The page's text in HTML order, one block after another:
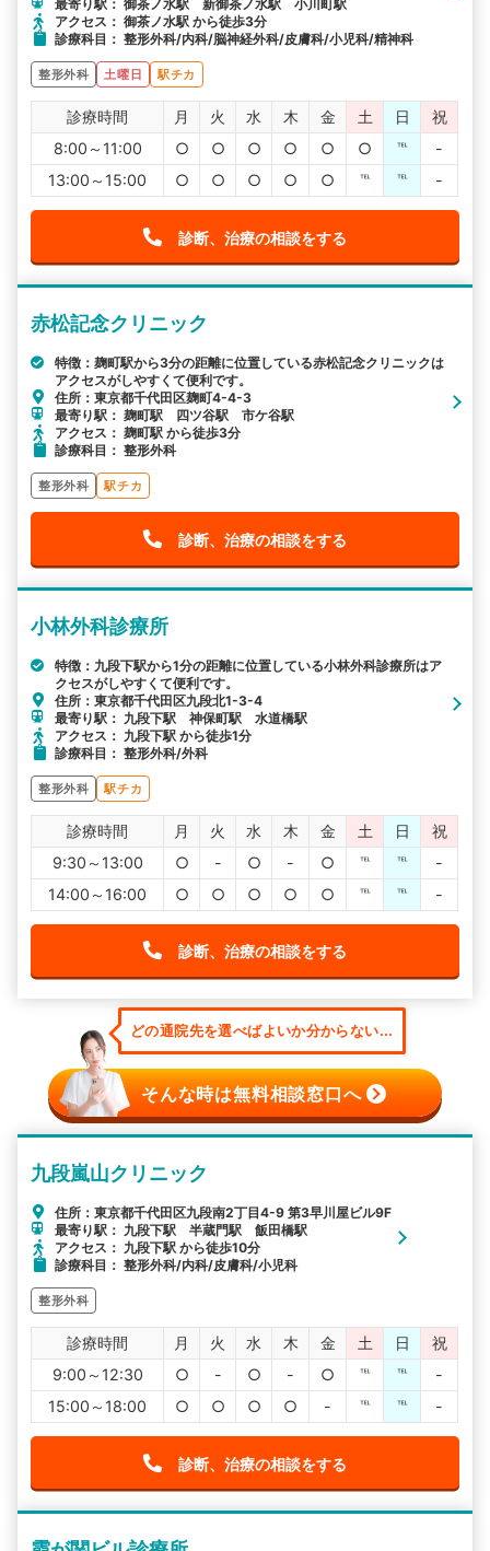
最寄り駅： 御茶ノ水駅 新御茶ノ水駅 小川町駅
アクセス： 御茶ノ水駅 から徒歩3分
診療科目： 整形外科/内科/脳神経外科/皮膚科/小児科/精神科
整形外科 土曜日 駅チカ
診療時間 月 火 水 木 金 土 日
祝
8:00～11:00
○ ○ ○ ○ ○ ○ ℡
-
13:00～15:00
○ ○ ○ ○ ○ ℡ ℡ -
診断、治療の相談をする
赤松記念クリニック
特徴：麹町駅から3分の距離に位置している赤松記念クリニックは
アクセスがしやすくて便利です。
住所：東京都千代田区麹町4-4-3
最寄り駅： 麹町駅 四ツ谷駅 市ケ谷駅
アクセス： 麹町駅 から徒歩3分
診療科目： 整形外科
整形外科 駅チカ
診断、治療の相談をする
小林外科診療所
特徴：九段下駅から1分の距離に位置している小林外科診療所はア
クセスがしやすくて便利です。
住所：東京都千代田区九段北1-3-4
最寄り駅： 九段下駅 神保町駅 水道橋駅
アクセス： 九段下駅 から徒歩1分
診療科目： 整形外科/外科
整形外科 駅チカ
診療時間 月 火 水 木 金 土 日
祝
9:30～13:00
○ - ○ - ○ ℡ ℡
-
14:00～16:00
○ ○ ○ ○ ○ ℡ ℡ -
診断、治療の相談をする
どの通院先を選べばよいか分からない...
そんな時は無料相談窓口へ
九段嵐山クリニック
住所：東京都千代田区九段南2丁目4-9 第3早川屋ビル9F
最寄り駅： 九段下駅 半蔵門駅 飯田橋駅
アクセス： 九段下駅 から徒歩10分
診療科目： 整形外科/内科/皮膚科/小児科
整形外科
診療時間 月 火 水 木 金 土 日
祝
9:00～12:30
○ - ○ - ○ ℡ ℡
-
15:00～18:00
○ ○ ○ ○ - ℡ ℡ -
診断、治療の相談をする